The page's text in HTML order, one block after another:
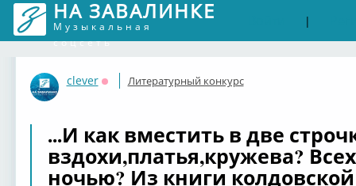
НА ЗАВАЛИНКЕ
Музыкальная
соцсеть
|
clever
Оффлайн
Литературный конкурс
...И как вместить в две
вздохи,платья,кружева?
ночью? Из книги колдовской